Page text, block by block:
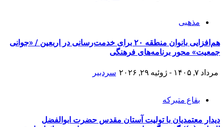
مذهبی
هم‌افزایی بانوان منطقه ۲۰ برای خدمت‌رسانی در اربعین / «جوانی
جمعیت» محور برنامه‌های فرهنگی
مرداد ۷, ۱۴۰۵ - ژوئیه ۲۹, ۲۰۲۶ سردبیر
بقاع متبرکه
دیدار معتمدیان با تولیت آستان مقدس حضرت ابوالفضل